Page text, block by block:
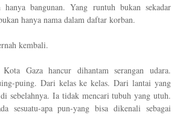
bangunan. Yang runtuh bukan sekadar
hanya nama dalam daftar korban.
kembali.
Gaza hancur dihantam serangan udara.
puing. Dari kelas ke kelas. Dari lantai yang
sebelahnya. Ia tidak mencari tubuh yang utuh.
sesuatu-apa pun-yang bisa dikenali sebagai